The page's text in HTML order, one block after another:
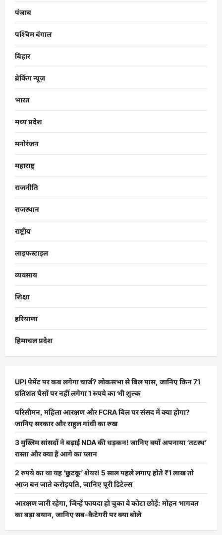
पंजाब
पश्चिम बंगाल
बिहार
ब्रेकिंग न्यूज़
भारत
मध्य प्रदेश
मनोरंजन
महाराष्ट्र
राजनीति
राजस्थान
राष्ट्रीय
लाइफस्टाइल
व्यवसाय
शिक्षा
हरियाणा
हिमाचल प्रदेश
UPI पेमेंट पर कब लगेगा चार्ज? लोकसभा से बिल पास, जानिए किन 71
प्रतिशत पैसों पर नहीं लगेगा 1 रुपये का भी शुल्क
परिसीमन, महिला आरक्षण और FCRA बिल पर संसद में क्या होगा?
जानिए सरकार और राहुल गांधी का रुख
3 मुस्लिम सांसदों ने बढ़ाई NDA की धड़कन! जानिए क्यों अपनाया ‘तटस्थ’
रास्ता और क्या है आगे का प्लान
2 रुपये का था यह ‘छुटकू’ शेयर! 5 साल पहले लगाए होते ₹1 लाख तो
आज बन जाते करोड़पति, जानिए पूरी डिटेल्स
आरक्षण जारी रहेगा, जिन्हें फायदा हो चुका वे कोटा छोड़ें: मोहन भागवत
का बड़ा बयान, जानिए सब-कैटेगरी पर क्या बोले